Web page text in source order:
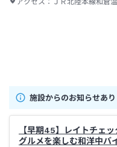
アクセス： ＪＲ北陸本線和倉
施設からのお知らせあり
【早期45】レイトチェ
グルメを楽しむ和洋中バ